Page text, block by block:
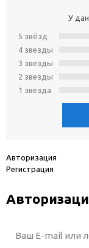
У
5 звёзд
4 звeзды
3 звeзды
2 звeзды
1 звeзда
Авторизация
Регистрация
Ваш E-mail или